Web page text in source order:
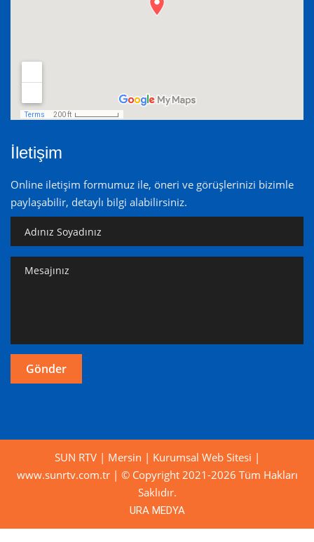
İletişim
Online iletişim formumuz ile, öneri ve görüşlerinizi bizimle
paylaşabilir, detaylı bilgi alabilirsiniz.
SUN RTV | Mersin | Kurumsal Web Sitesi |
www.sunrtv.com.tr | © Copyright 2021-2026 Tüm Hakları
Saklıdır.
URA MEDYA